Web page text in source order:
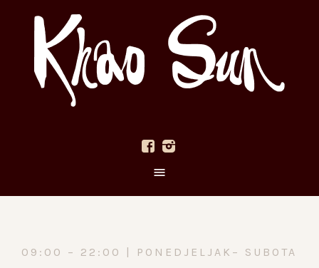
09:00 – 22:00 | PONEDJELJAK– SUBOTA